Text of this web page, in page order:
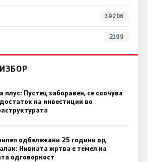
39206
2199
плус: Пустец заборавен, се соочува
на инвестиции во
одбележани 25 години од
Нивната жртва е темел на
одговорност